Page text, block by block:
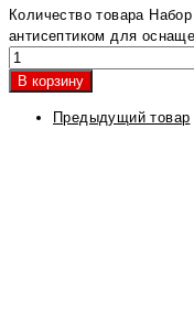
Количество товара
антисептиком для
В корзину
Предыдущий товар